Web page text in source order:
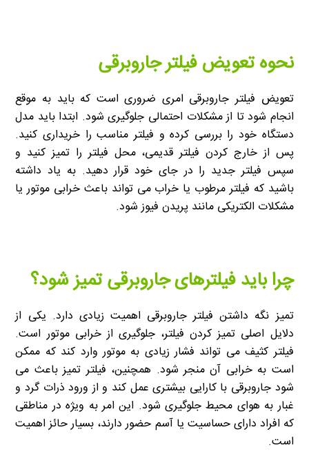
نحوه تعویض فیلتر جاروبرقی
تعویض فیلتر جاروبرقی امری ضروری است که باید به موقع
انجام شود تا از مشکلات احتمالی جلوگیری شود. ابتدا باید مدل
دستگاه خود را بررسی کرده و فیلتر مناسب را خریداری کنید.
پس از خارج کردن فیلتر قدیمی، محل فیلتر را تمیز کنید و
سپس فیلتر جدید را در جای خود قرار دهید. به یاد داشته
باشید که فیلتر مرطوب یا خراب می تواند باعث خرابی موتور یا
مشکلات الکتریکی مانند پریدن فیوز شود.
چرا باید فیلترهای جاروبرقی تمیز شود؟
تمیز نگه داشتن فیلتر جاروبرقی اهمیت زیادی دارد. یکی از
دلایل اصلی تمیز کردن فیلتر، جلوگیری از خرابی موتور است.
فیلتر کثیف می تواند فشار زیادی به موتور وارد کند که ممکن
است به خرابی آن منجر شود. همچنین، فیلتر تمیز باعث می
شود جاروبرقی با کارایی بیشتری عمل کند و از ورود ذرات گرد و
غبار به هوای محیط جلوگیری شود. این امر به ویژه در مناطقی
که افراد دارای حساسیت یا آسم حضور دارند، بسیار حائز اهمیت
است.